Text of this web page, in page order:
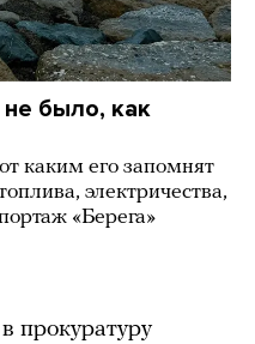
было, как
каким его запомнят
электричества,
«Берега»
прокуратуру